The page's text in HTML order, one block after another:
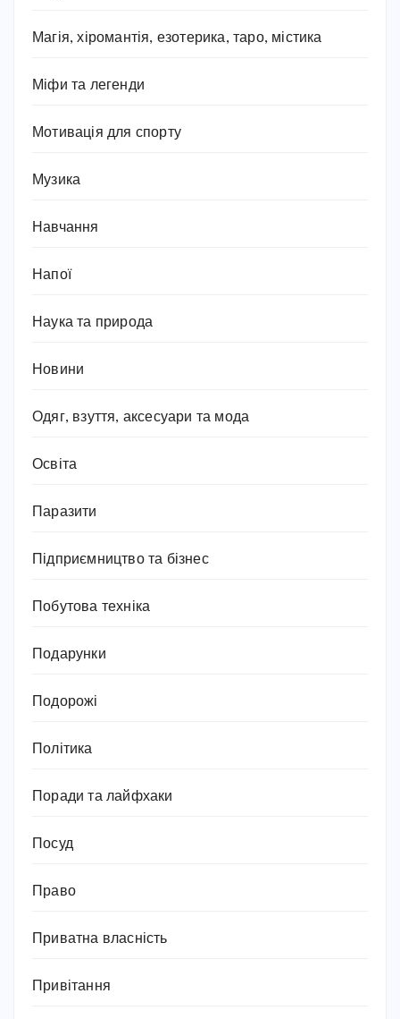
Магія, хіромантія, езотерика, таро, містика
Міфи та легенди
Мотивація для спорту
Музика
Навчання
Напої
Наука та природа
Новини
Одяг, взуття, аксесуари та мода
Освіта
Паразити
Підприємництво та бізнес
Побутова техніка
Подарунки
Подорожі
Політика
Поради та лайфхаки
Посуд
Право
Приватна власність
Привітання